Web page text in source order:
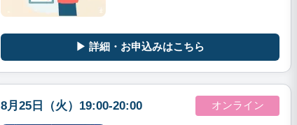
▶ 詳細・お申込みはこちら
8月25日（火）19:00-20:00 オンライン